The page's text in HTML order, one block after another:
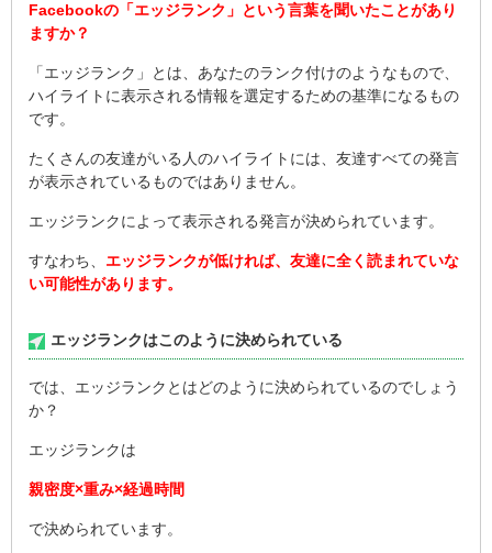
Facebookの「エッジランク」という言葉を聞いたことがあり
ますか？
「エッジランク」とは、あなたのランク付けのようなもので、
ハイライトに表示される情報を選定するための基準になるもの
です。
たくさんの友達がいる人のハイライトには、友達すべての発言
が表示されているものではありません。
エッジランクによって表示される発言が決められています。
すなわち、 エッジランクが低ければ、友達に全く読まれていな
い可能性があります。
エッジランクはこのように決められている
では、エッジランクとはどのように決められているのでしょう
か？
エッジランクは
親密度×重み×経過時間
で決められています。